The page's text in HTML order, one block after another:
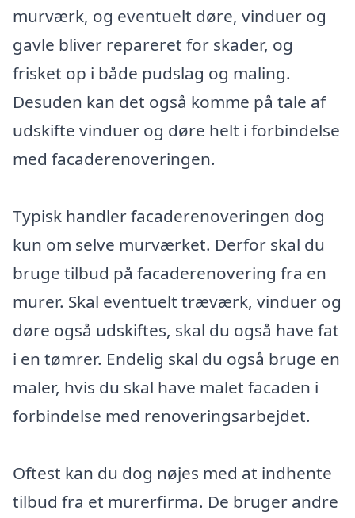
murværk, og eventuelt døre, vinduer og
gavle bliver repareret for skader, og
frisket op i både pudslag og maling.
Desuden kan det også komme på tale af
udskifte vinduer og døre helt i forbindelse
med facaderenoveringen.
Typisk handler facaderenoveringen dog
kun om selve murværket. Derfor skal du
bruge tilbud på facaderenovering fra en
murer. Skal eventuelt træværk, vinduer og
døre også udskiftes, skal du også have fat
i en tømrer. Endelig skal du også bruge en
maler, hvis du skal have malet facaden i
forbindelse med renoveringsarbejdet.
Oftest kan du dog nøjes med at indhente
tilbud fra et murerfirma. De bruger andre